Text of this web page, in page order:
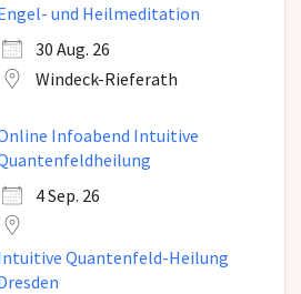
und Heilmeditation
30 Aug. 26
Windeck-Rieferath
Infoabend Intuitive
4 Sep. 26
Quantenfeld-Heilung